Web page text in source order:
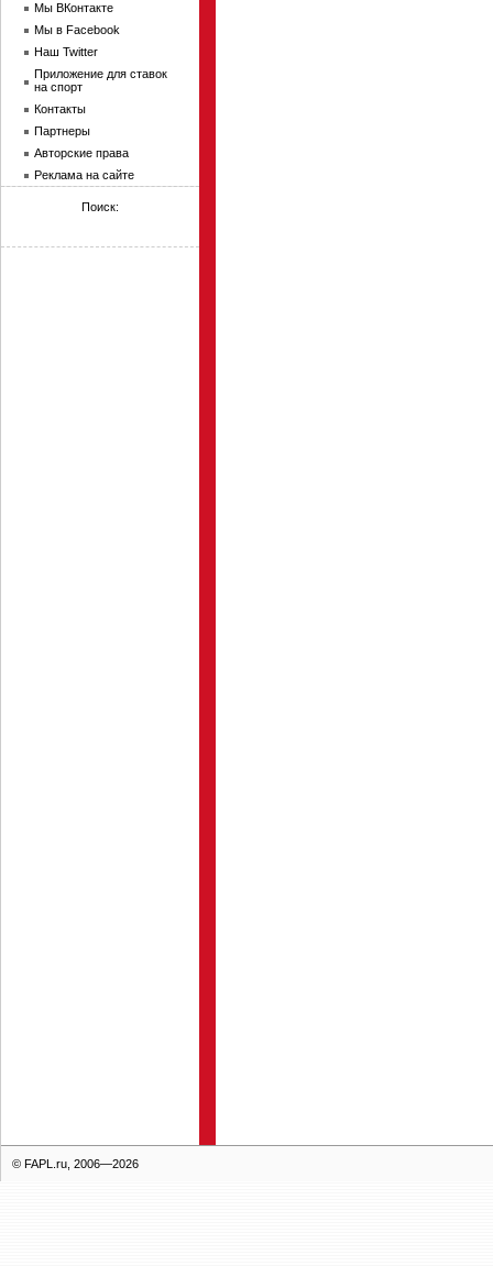
Мы ВКонтакте
Мы в Facebook
Наш Twitter
Приложение для ставок
на спорт
Контакты
Партнеры
Авторские права
Реклама на сайте
Поиск:
© FAPL.ru, 2006—2026